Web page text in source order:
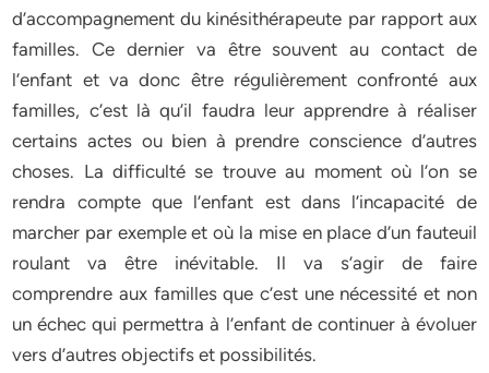
d’accompagnement du kinésithérapeute par rapport aux
familles. Ce dernier va être souvent au contact de
l’enfant et va donc être régulièrement confronté aux
familles, c’est là qu’il faudra leur apprendre à réaliser
certains actes ou bien à prendre conscience d’autres
choses. La difficulté se trouve au moment où l’on se
rendra compte que l’enfant est dans l’incapacité de
marcher par exemple et où la mise en place d’un fauteuil
roulant va être inévitable. Il va s’agir de faire
comprendre aux familles que c’est une nécessité et non
un échec qui permettra à l’enfant de continuer à évoluer
vers d’autres objectifs et possibilités.